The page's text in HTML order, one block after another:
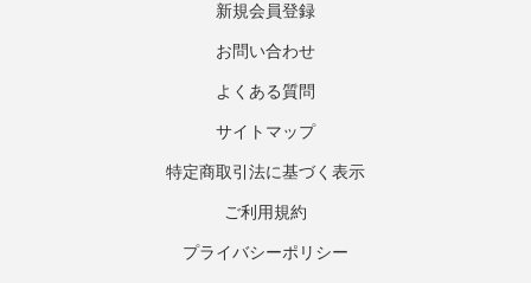
新規会員登録
お問い合わせ
よくある質問
サイトマップ
特定商取引法に基づく表示
ご利用規約
プライバシーポリシー